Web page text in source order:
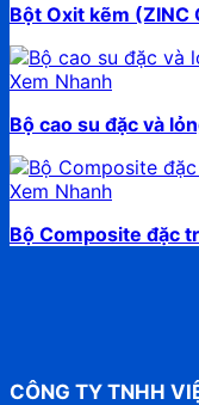
Bột Oxit kẽm (ZINC
Xem Nhanh
Bộ cao su đặc và
Xem Nhanh
Bộ Composite đặc
CÔNG TY TNHH